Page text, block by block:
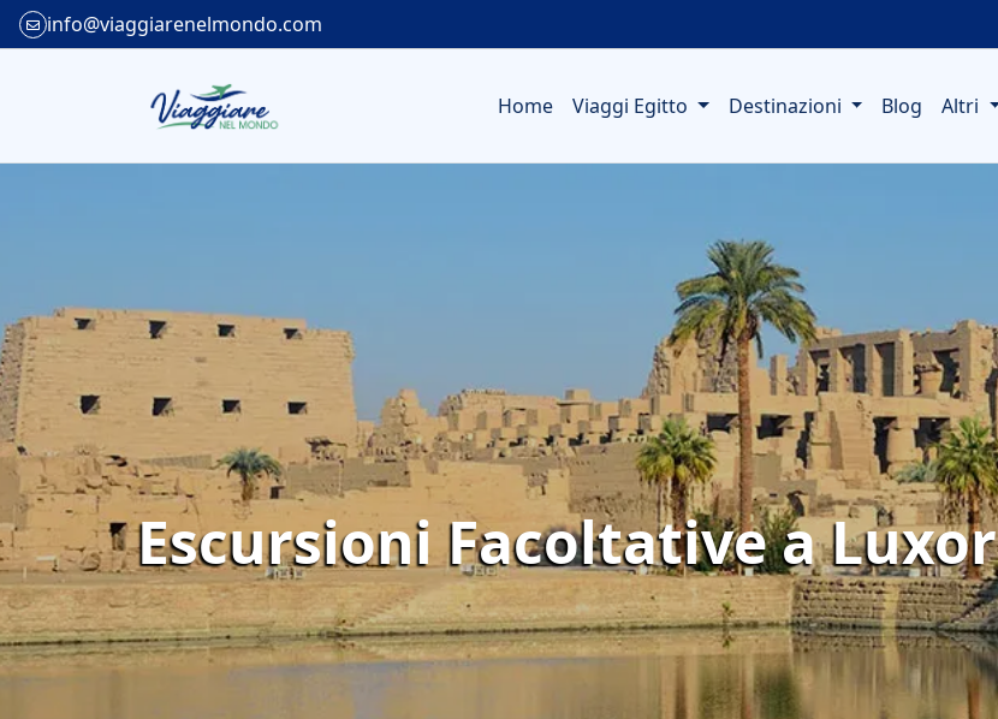
info@viaggiarenelmondo.com
Home Viaggi Egitto Destinazioni Blog Altri
Escursioni Facoltative a Luxor